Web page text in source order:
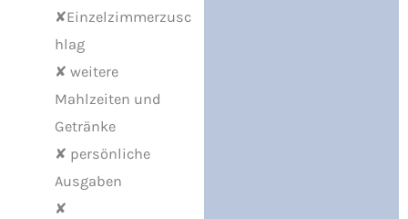
✘Einzelzimmerzusc
hlag
✘ weitere
Mahlzeiten und
Getränke
✘ persönliche
Ausgaben
✘